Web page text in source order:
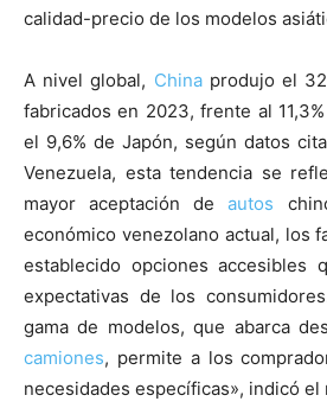
calidad-precio de los modelos
A nivel global, Chinaprodujo el
fabricados en 2023, frente al
el 9,6% de Japón, según datos
Venezuela, esta tendencia se
mayor aceptación deautos
económico venezolano actual, los
establecido opciones accesibles
expectativas de los
gama de modelos, que abarca
camiones, permite a los
necesidades específicas», indicó el